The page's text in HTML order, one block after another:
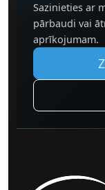
Sazinieties ar
pārbaudi vai
aprīkojumam.